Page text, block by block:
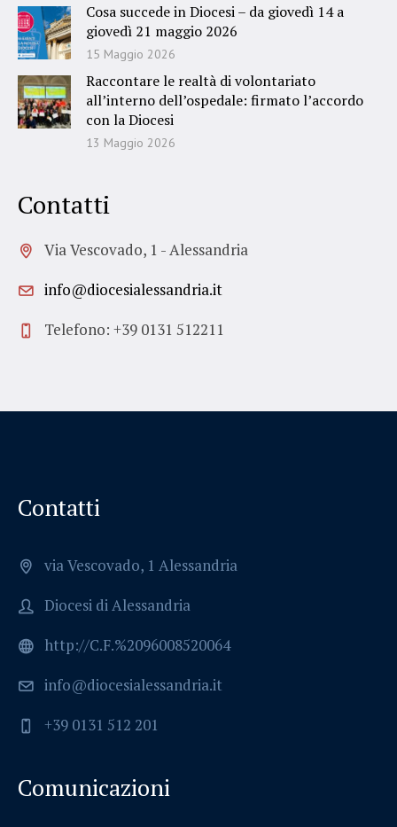
Cosa succede in Diocesi – da giovedì 14 a
giovedì 21 maggio 2026
15 Maggio 2026
Raccontare le realtà di volontariato
all’interno dell’ospedale: firmato l’accordo
con la Diocesi
13 Maggio 2026
Contatti
Via Vescovado, 1 - Alessandria
info@diocesialessandria.it
Telefono: +39 0131 512211
Contatti
via Vescovado, 1 Alessandria
Diocesi di Alessandria
http://C.F.%2096008520064
info@diocesialessandria.it
+39 0131 512 201
Comunicazioni